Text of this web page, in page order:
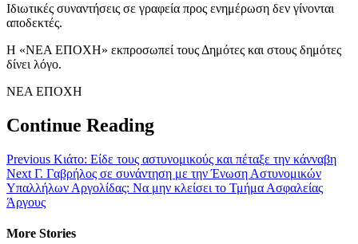
Ιδιωτικές συναντήσεις σε γραφεία προς ενημέρωση δεν γίνονται
αποδεκτές.
Η «ΝΕΑ ΕΠΟΧΗ» εκπροσωπεί τους Δημότες και στους δημότες
δίνει λόγο.
ΝΕΑ ΕΠΟΧΗ
Continue Reading
Previous Κιάτο: Είδε τους αστυνομικούς και πέταξε την κάνναβη
Next Γ. Γαβρήλος σε συνάντηση με την Ένωση Αστυνομικών
Υπαλλήλων Αργολίδας: Να μην κλείσει το Τμήμα Ασφαλείας
Άργους
More Stories